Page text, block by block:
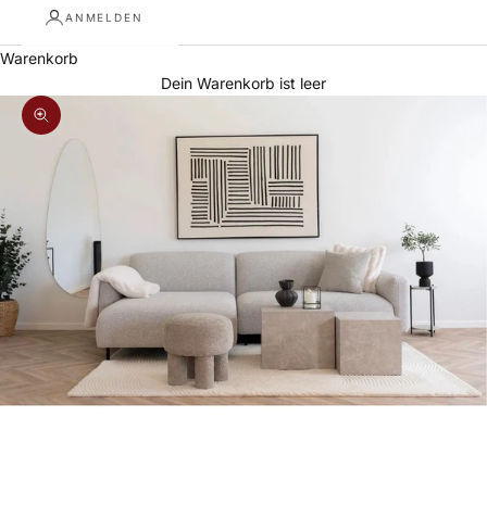
ANMELDEN
Warenkorb
Dein Warenkorb ist leer
Bild vergrößern